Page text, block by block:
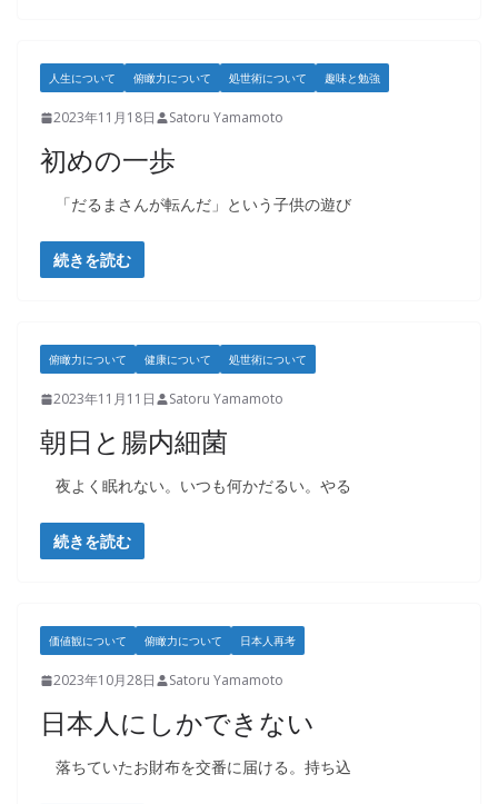
人生について 俯瞰力について 処世術について 趣味と勉強
2023年11月18日 Satoru Yamamoto
初めの一歩
「だるまさんが転んだ」という子供の遊び
続きを読む
俯瞰力について 健康について 処世術について
2023年11月11日 Satoru Yamamoto
朝日と腸内細菌
夜よく眠れない。いつも何かだるい。やる
続きを読む
価値観について 俯瞰力について 日本人再考
2023年10月28日 Satoru Yamamoto
日本人にしかできない
落ちていたお財布を交番に届ける。持ち込